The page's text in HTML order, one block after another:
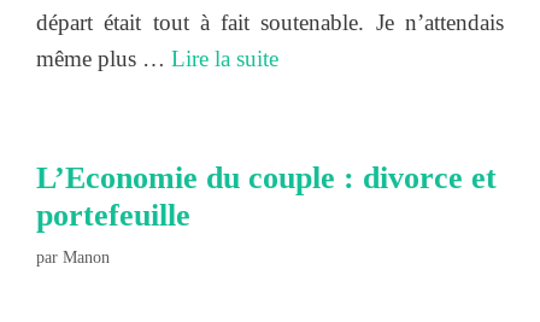
départ était tout à fait soutenable. Je n’attendais
même plus … Lire la suite
L’Economie du couple : divorce et
portefeuille
par Manon